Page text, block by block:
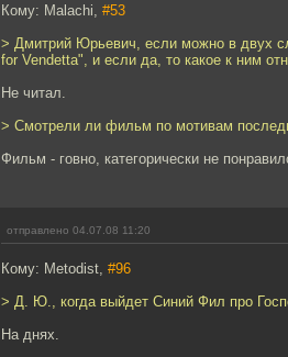
Кому: Malachi, #53
> Дмитрий Юрьевич, если можно в двух
for Vendetta", и если да, то какое к ним
Не читал.
> Смотрели ли фильм по мотивам
Фильм - говно, категорически не
отправлено 04.07.08 11:20
Кому: Metodist, #96
> Д. Ю., когда выйдет Синий Фил про
На днях.